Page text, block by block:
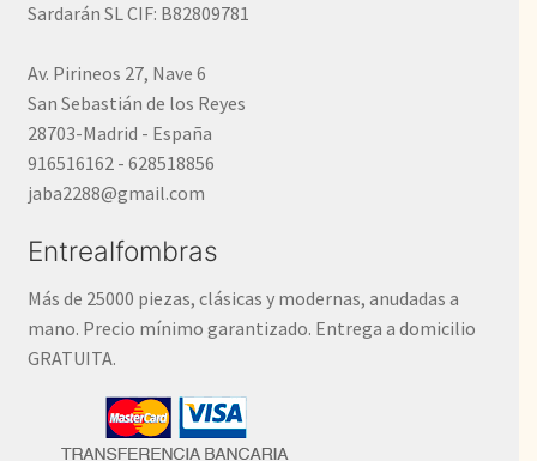
Sardarán SL CIF: B82809781
Av. Pirineos 27, Nave 6
San Sebastián de los Reyes
28703-Madrid - España
916516162 - 628518856
jaba2288@gmail.com
Entrealfombras
Más de 25000 piezas, clásicas y modernas, anudadas a
mano. Precio mínimo garantizado. Entrega a domicilio
GRATUITA.